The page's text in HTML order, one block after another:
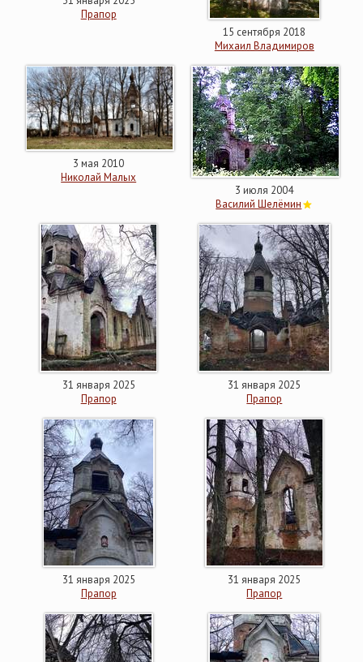
Прапор
15 сентября 2018
Михаил Владимиров
3 мая 2010
Николай Малых
3 июля 2004
Василий Шелёмин
31 января 2025
Прапор
31 января 2025
Прапор
31 января 2025
Прапор
31 января 2025
Прапор